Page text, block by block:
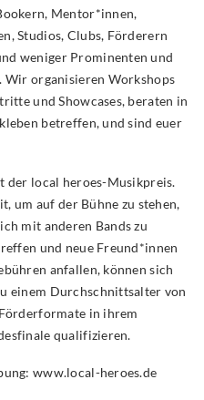
Mentor*innen,
Studios, Clubs, Förderern
weniger Prominenten und
Wir organisieren Workshops
und Showcases, beraten in
betreffen, und sind euer
der local heroes-Musikpreis.
um auf der Bühne zu stehen,
mit anderen Bands zu
und neue Freund*innen
anfallen, können sich
einem Durchschnittsalter von
in ihrem
qualifizieren.
www.local-heroes.de